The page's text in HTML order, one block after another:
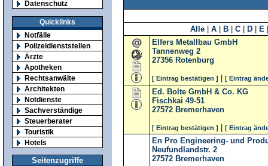
Datenschutz
Quicklinks
Notfälle
Polizeidienststellen
Ärzte
Apotheken
Rechtsanwälte
Architekten
Notdienste
Sachverständige
Steuerberater
Touristik
Hotels
Seitenzugriffe
Alle A B C D E
Elfers Metallbau GmbH
Tannenweg 2
27356 Rotenburg
[ Eintrag bestätigen ] [ Eintrag
Ed. Bolte GmbH & Co. KG
Fischkai 49-51
27572 Bremerhaven
[ Eintrag bestätigen ] [ Eintrag
En Pro Engineering- und
Neufundlandstr. 2
27572 Bremerhaven